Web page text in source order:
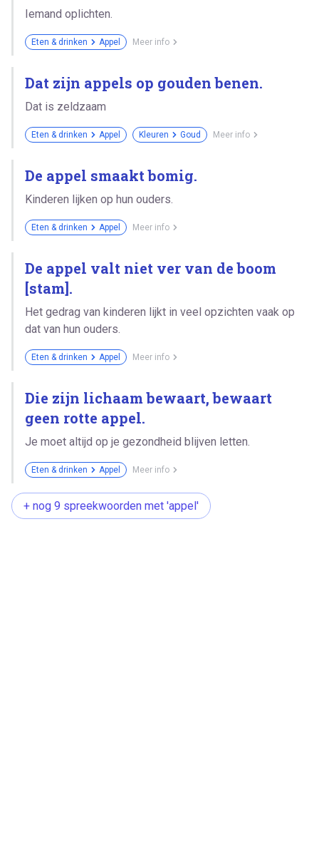
Iemand oplichten.
Eten & drinken Appel Meer info
Dat zijn appels op gouden benen.
Dat is zeldzaam
Eten & drinken Appel Kleuren Goud Meer info
De appel smaakt bomig.
Kinderen lijken op hun ouders.
Eten & drinken Appel Meer info
De appel valt niet ver van de boom
[stam].
Het gedrag van kinderen lijkt in veel opzichten vaak op
dat van hun ouders.
Eten & drinken Appel Meer info
Die zijn lichaam bewaart, bewaart
geen rotte appel.
Je moet altijd op je gezondheid blijven letten.
Eten & drinken Appel Meer info
+ nog 9 spreekwoorden met 'appel'